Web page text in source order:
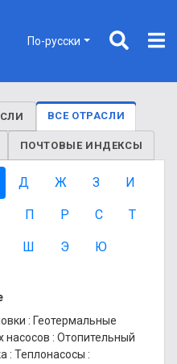
По-русски
ВСЕ ОТРАСЛИ
ПОЧТОВЫЕ ИНДЕКСЫ
Д Ж З И
П Р С Т
Ш Э Ю
: Геотермальные
насосов : Отопительный
: Теплонасосы :